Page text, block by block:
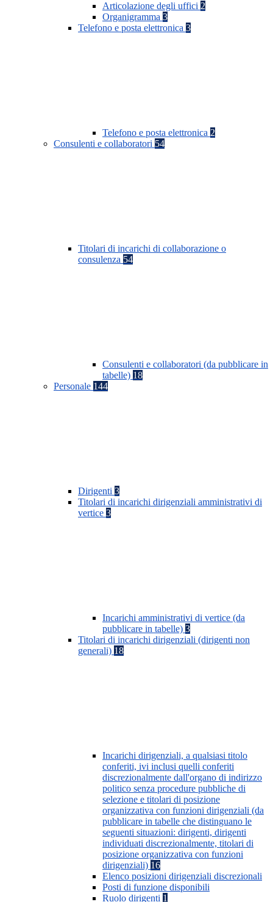
Articolazione degli uffici 2
Organigramma 3
Telefono e posta elettronica 3
Telefono e posta elettronica 2
Consulenti e collaboratori 54
Titolari di incarichi di collaborazione o
consulenza 54
Consulenti e collaboratori (da pubblicare in
tabelle) 18
Personale 144
Dirigenti 3
Titolari di incarichi dirigenziali amministrativi di
vertice 3
Incarichi amministrativi di vertice (da
pubblicare in tabelle) 3
Titolari di incarichi dirigenziali (dirigenti non
generali) 18
Incarichi dirigenziali, a qualsiasi titolo
conferiti, ivi inclusi quelli conferiti
discrezionalmente dall'organo di indirizzo
politico senza procedure pubbliche di
selezione e titolari di posizione
organizzativa con funzioni dirigenziali (da
pubblicare in tabelle che distinguano le
seguenti situazioni: dirigenti, dirigenti
individuati discrezionalmente, titolari di
posizione organizzativa con funzioni
dirigenziali) 16
Elenco posizioni dirigenziali discrezionali
Posti di funzione disponibili
Ruolo dirigenti 1